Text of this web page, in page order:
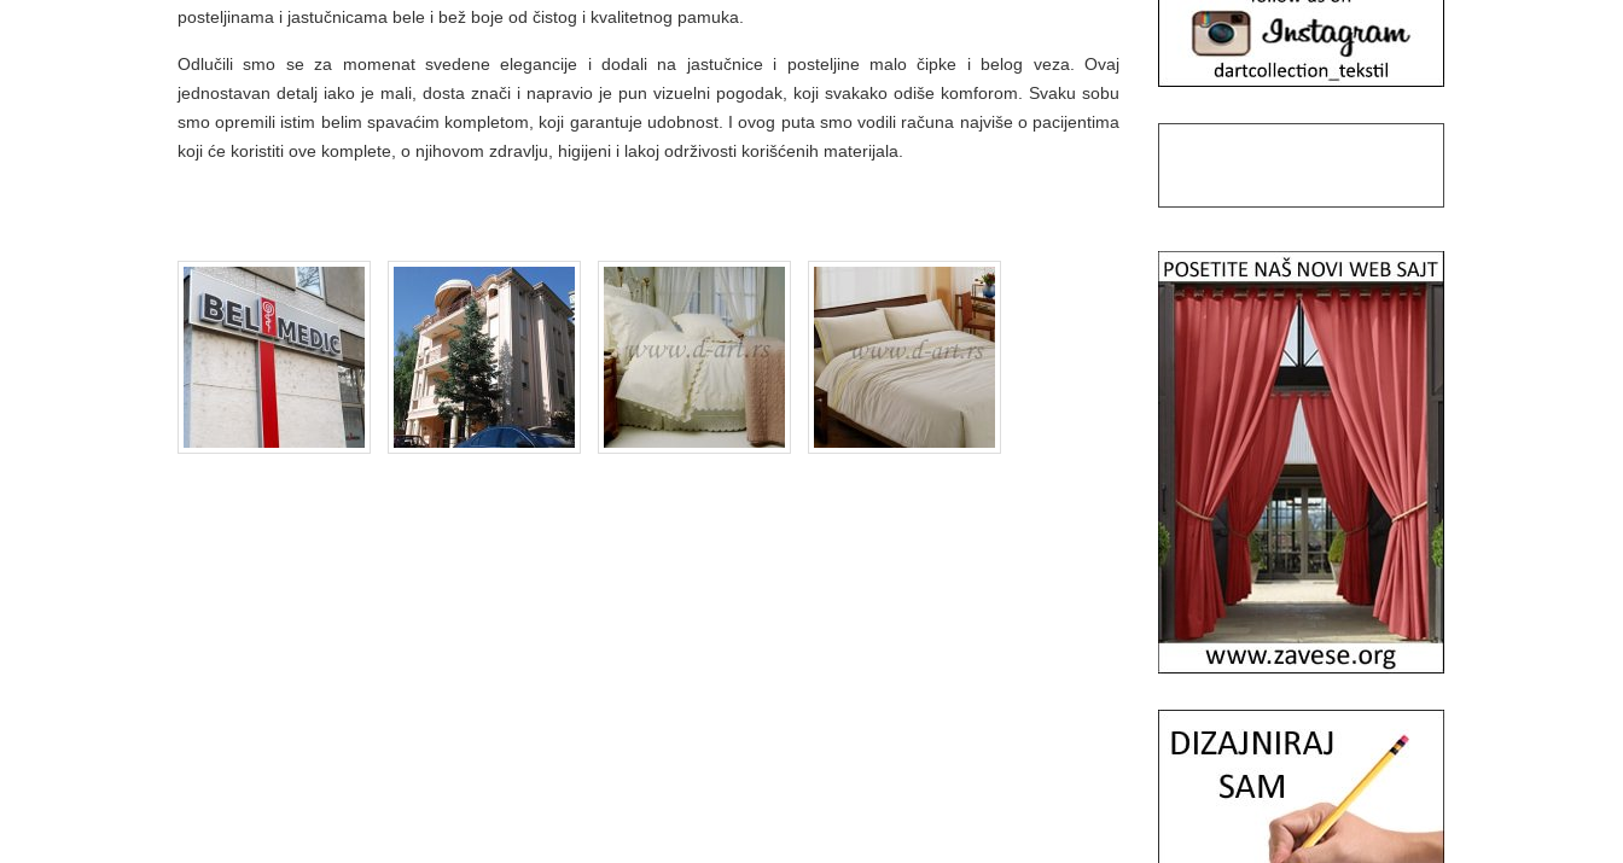
posteljinama i jastučnicama bele i bež boje od čistog i kvalitetnog pamuka.
Odlučili smo se za momenat svedene elegancije i dodali na jastučnice i posteljine malo čipke i belog veza. Ovaj
jednostavan detalj iako je mali, dosta znači i napravio je pun vizuelni pogodak, koji svakako odiše komforom. Svaku sobu
smo opremili istim belim spavaćim kompletom, koji garantuje udobnost. I ovog puta smo vodili računa najviše o pacijentima
koji će koristiti ove komplete, o njihovom zdravlju, higijeni i lakoj održivosti korišćenih materijala.